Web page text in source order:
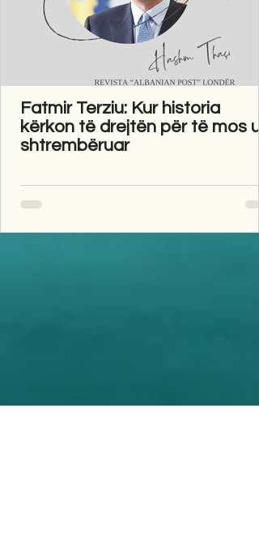
Fatmir Terziu: Kur historia
kërkon të drejtën për të mos u
shtrembëruar